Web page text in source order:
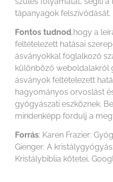
tápanyagok felszívódását.
Fontos tudnod,hogy a
feltételezett hatásai
ásványokkal foglalkozó
különböző weboldalakról
ásványok feltételezett
hagyományos orvoslást
gyógyászati eszköznek.
mindenképp fordulj a
Forrás: Karen Frazier:
Gienger: A
Kristálybiblia kötetei,